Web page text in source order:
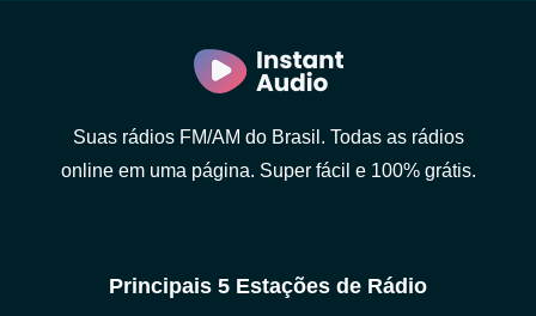
Suas rádios FM/AM do Brasil. Todas as rádios
online em uma página. Super fácil e 100% grátis.
Principais 5 Estações de Rádio